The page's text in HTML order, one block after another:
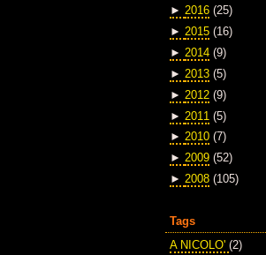
► 2016 (25)
► 2015 (16)
► 2014 (9)
► 2013 (5)
► 2012 (9)
► 2011 (5)
► 2010 (7)
► 2009 (52)
► 2008 (105)
Tags
A NICOLO' (2)